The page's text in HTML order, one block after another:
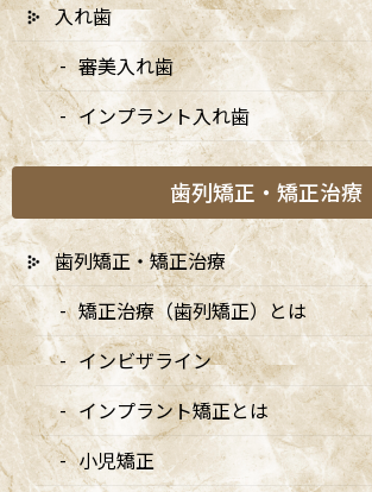
wtng-ban_アートボード
Access
入れ歯
審美入れ歯
インプラント入れ歯
歯列矯正・矯正治療
歯列矯正・矯正治療
矯正治療（歯列矯正）とは
インビザライン
インプラント矯正とは
小児矯正